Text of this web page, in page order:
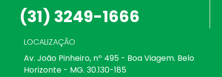
(31) 3249-1666
LOCALIZAÇÃO
Av. João Pinheiro, nº 495 - Boa Viagem. Belo
Horizonte - MG. 30.130-185